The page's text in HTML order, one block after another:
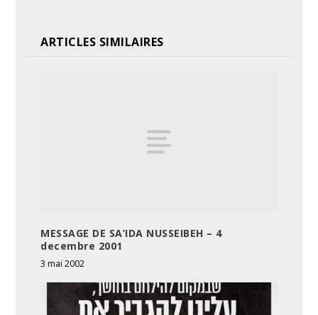
ARTICLES SIMILAIRES
MESSAGE DE SA’IDA NUSSEIBEH – 4
decembre 2001
3 mai 2002